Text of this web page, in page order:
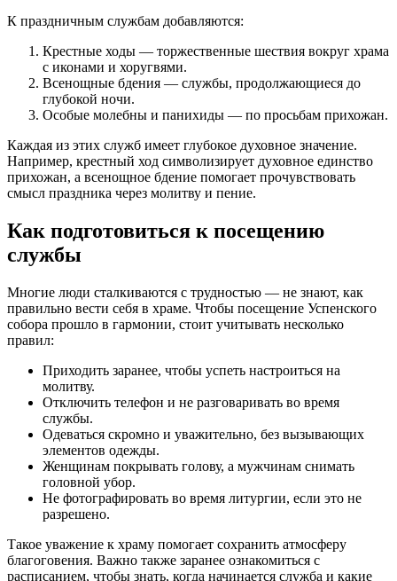
К праздничным службам добавляются:
Крестные ходы — торжественные шествия вокруг храма
с иконами и хоругвями.
Всенощные бдения — службы, продолжающиеся до
глубокой ночи.
Особые молебны и панихиды — по просьбам прихожан.
Каждая из этих служб имеет глубокое духовное значение.
Например, крестный ход символизирует духовное единство
прихожан, а всенощное бдение помогает прочувствовать
смысл праздника через молитву и пение.
Как подготовиться к посещению
службы
Многие люди сталкиваются с трудностью — не знают, как
правильно вести себя в храме. Чтобы посещение Успенского
собора прошло в гармонии, стоит учитывать несколько
правил:
Приходить заранее, чтобы успеть настроиться на
молитву.
Отключить телефон и не разговаривать во время
службы.
Одеваться скромно и уважительно, без вызывающих
элементов одежды.
Женщинам покрывать голову, а мужчинам снимать
головной убор.
Не фотографировать во время литургии, если это не
разрешено.
Такое уважение к храму помогает сохранить атмосферу
благоговения. Важно также заранее ознакомиться с
расписанием, чтобы знать, когда начинается служба и какие